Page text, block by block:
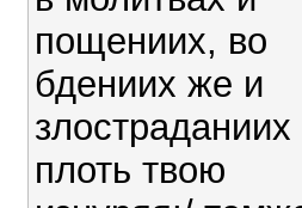
пощениих, во
бдениих же и
злостраданиих
плоть твою